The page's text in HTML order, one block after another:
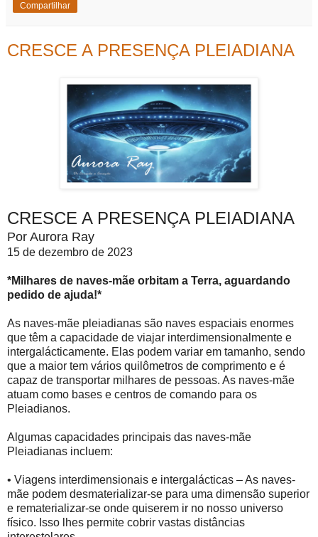
Compartilhar
CRESCE A PRESENÇA PLEIADIANA
CRESCE A PRESENÇA PLEIADIANA
Por Aurora Ray
15 de dezembro de 2023
*Milhares de naves-mãe orbitam a Terra, aguardando
pedido de ajuda!*
As naves-mãe pleiadianas são naves espaciais enormes
que têm a capacidade de viajar interdimensionalmente e
intergalácticamente. Elas podem variar em tamanho, sendo
que a maior tem vários quilômetros de comprimento e é
capaz de transportar milhares de pessoas. As naves-mãe
atuam como bases e centros de comando para os
Pleiadianos.
Algumas capacidades principais das naves-mãe
Pleiadianas incluem:
• Viagens interdimensionais e intergalácticas – As naves-
mãe podem desmaterializar-se para uma dimensão superior
e rematerializar-se onde quiserem ir no nosso universo
físico. Isso lhes permite cobrir vastas distâncias